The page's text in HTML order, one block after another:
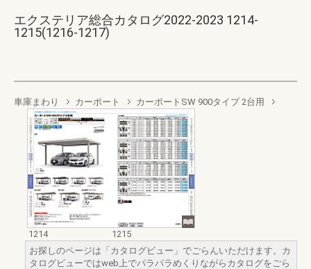
エクステリア総合カタログ2022-2023 1214-
1215(1216-1217)
車庫まわり カーポート カーポートSW 900タイプ 2台用
1214
1215
お探しのページは「カタログビュー」でごらんいただけます。カ
タログビューではweb上でパラパラめくりながらカタログをごら